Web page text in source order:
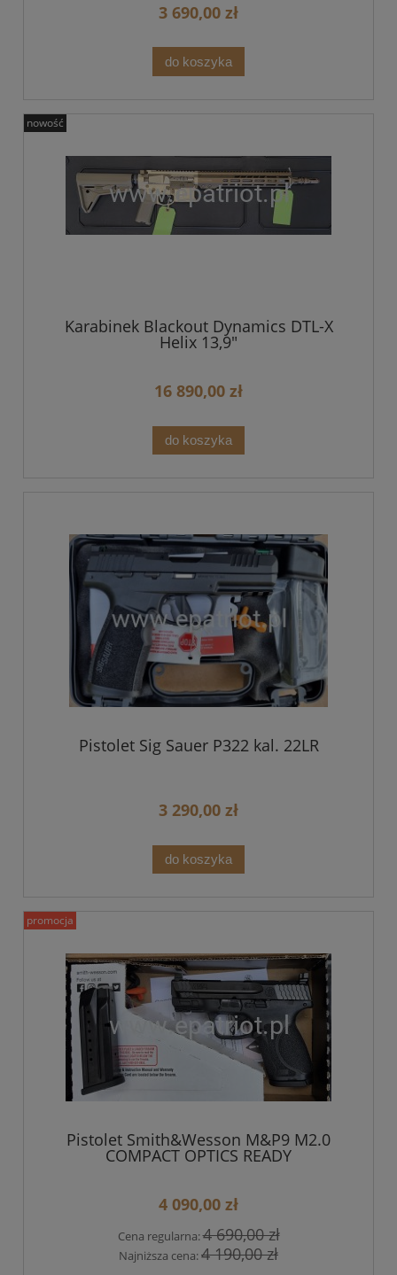
3 690,00 zł
do koszyka
Karabinek Blackout Dynamics DTL-X
Helix 13,9"
16 890,00 zł
do koszyka
nowość
Pistolet Sig Sauer P322 kal. 22LR
3 290,00 zł
do koszyka
Pistolet Smith&Wesson M&P9 M2.0
COMPACT OPTICS READY
4 090,00 zł
Cena regularna:4 690,00 zł
Najniższa cena:4 190,00 zł
promocja